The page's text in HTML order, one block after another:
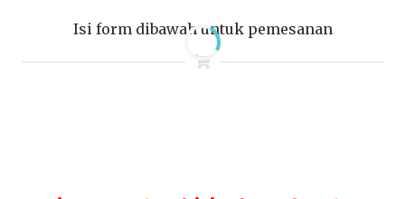
Isi form dibawah untuk pemesanan